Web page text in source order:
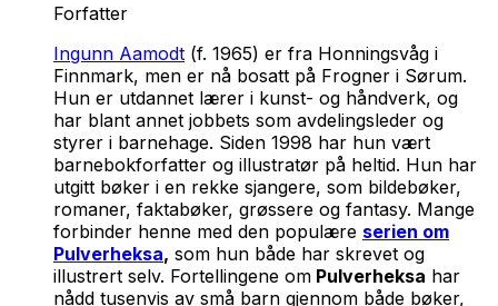
Forfatter
Ingunn Aamodt (f. 1965) er fra Honningsvåg i
Finnmark, men er nå bosatt på Frogner i Sørum.
Hun er utdannet lærer i kunst- og håndverk, og
har blant annet jobbets som avdelingsleder og
styrer i barnehage. Siden 1998 har hun vært
barnebokforfatter og illustratør på heltid. Hun har
utgitt bøker i en rekke sjangere, som bildebøker,
romaner, faktabøker, grøssere og fantasy. Mange
forbinder henne med den populære serien om
Pulverheksa, som hun både har skrevet og
illustrert selv. Fortellingene om Pulverheksa har
nådd tusenvis av små barn gjennom både bøker,